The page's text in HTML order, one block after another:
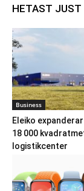
HETAST JUST
Business
Eleiko
18 000
logistikcenter